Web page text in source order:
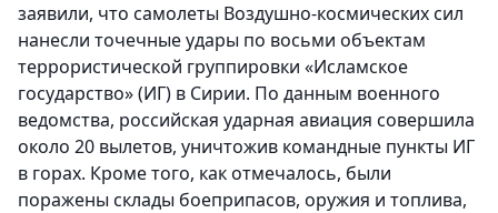
заявили, что самолеты Воздушно-космических сил
нанесли точечные удары по восьми объектам
террористической группировки «Исламское
государство» (ИГ) в Сирии. По данным военного
ведомства, российская ударная авиация совершила
около 20 вылетов, уничтожив командные пункты ИГ
в горах. Кроме того, как отмечалось, были
поражены склады боеприпасов, оружия и топлива,